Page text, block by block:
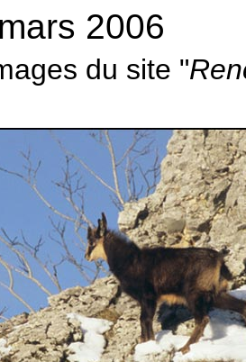
2006
du site "